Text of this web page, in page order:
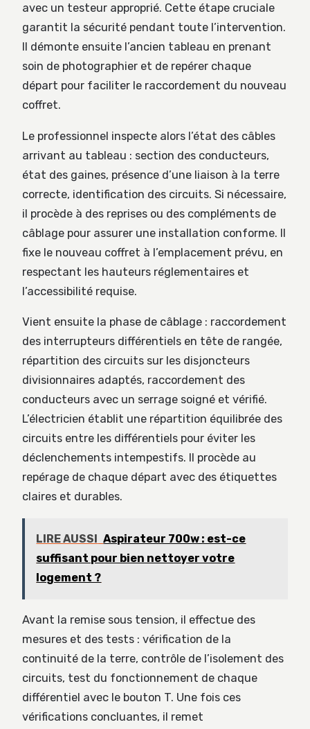
avec un testeur approprié. Cette étape cruciale
garantit la sécurité pendant toute l’intervention.
Il démonte ensuite l’ancien tableau en prenant
soin de photographier et de repérer chaque
départ pour faciliter le raccordement du nouveau
coffret.
Le professionnel inspecte alors l’état des câbles
arrivant au tableau : section des conducteurs,
état des gaines, présence d’une liaison à la terre
correcte, identification des circuits. Si nécessaire,
il procède à des reprises ou des compléments de
câblage pour assurer une installation conforme. Il
fixe le nouveau coffret à l’emplacement prévu, en
respectant les hauteurs réglementaires et
l’accessibilité requise.
Vient ensuite la phase de câblage : raccordement
des interrupteurs différentiels en tête de rangée,
répartition des circuits sur les disjoncteurs
divisionnaires adaptés, raccordement des
conducteurs avec un serrage soigné et vérifié.
L’électricien établit une répartition équilibrée des
circuits entre les différentiels pour éviter les
déclenchements intempestifs. Il procède au
repérage de chaque départ avec des étiquettes
claires et durables.
LIRE AUSSI
Aspirateur 700w : est-ce
suffisant pour bien nettoyer votre
logement ?
Avant la remise sous tension, il effectue des
mesures et des tests : vérification de la
continuité de la terre, contrôle de l’isolement des
circuits, test du fonctionnement de chaque
différentiel avec le bouton T. Une fois ces
vérifications concluantes, il remet